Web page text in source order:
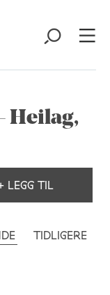
Heilag,
LEGG TIL
TIDLIGERE